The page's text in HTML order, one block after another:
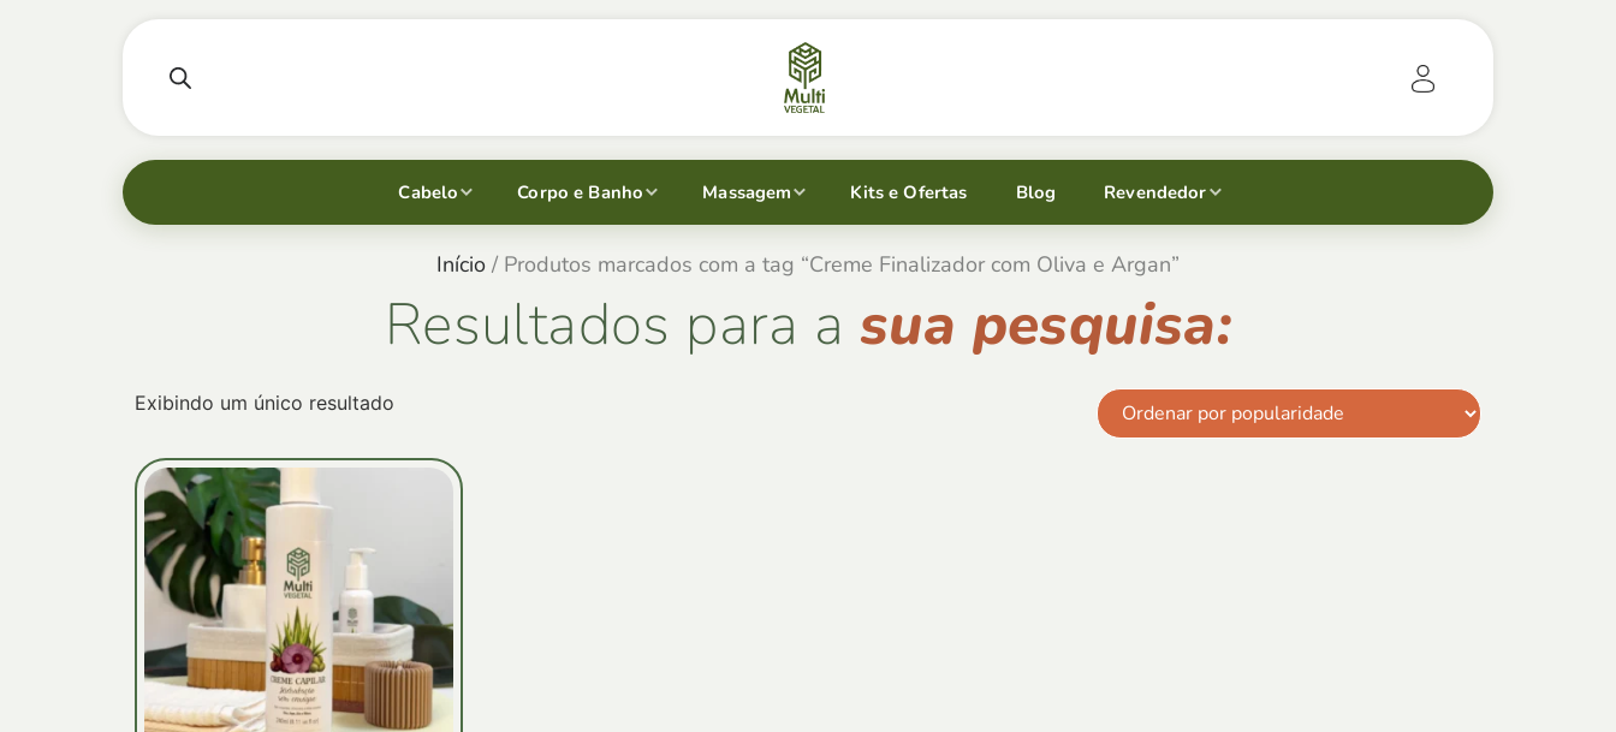
Cabelo Corpo e Banho Massagem Kits e Ofertas Blog Revendedor
Início / Produtos marcados com a tag “Creme Finalizador com Oliva e Argan”
Resultados para a sua pesquisa:
Exibindo um único resultado